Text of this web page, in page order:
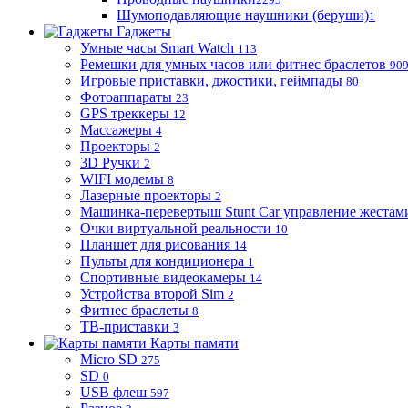
Шумоподавляющие наушники (беруши)1
Гаджеты
Умные часы Smart Watch 113
Ремешки для умных часов или фитнес браслетов 909
Игровые приставки, джостики, геймпады 80
Фотоаппараты 23
GPS треккеры 12
Массажеры 4
Проекторы 2
3D Ручки 2
WIFI модемы 8
Лазерные проекторы 2
Машинка-перевертыш Stunt Car управление
Очки виртуальной реальности 10
Планшет для рисования 14
Пульты для кондиционера 1
Спортивные видеокамеры 14
Устройства второй Sim 2
Фитнес браслеты 8
ТВ-приставки 3
Карты памяти
Micro SD 275
SD 0
USB флеш 597